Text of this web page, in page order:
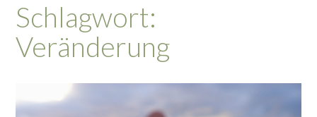
Schlagwort:
Veränderung